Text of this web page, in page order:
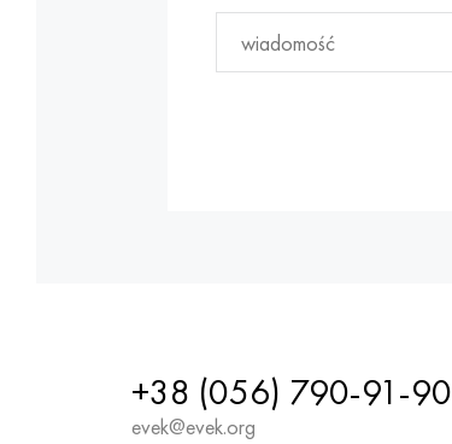
+38 (056) 790-91-90
evek@evek.org